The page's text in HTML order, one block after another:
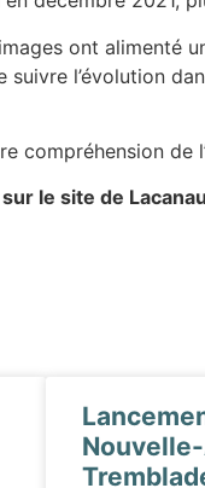
ont
l’évolution
compréhension de
le site de